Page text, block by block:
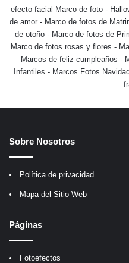
efecto facial Marco de foto -
de amor- Marco de fotos de
de otoño - Marco de fotos de
Marco de fotos rosas y flores -
Marcos de feliz cumpleaños -
Infantiles - Marcos Fotos Navidad
Sobre Nosotros
Política de privacidad
Mapa del Sitio Web
Páginas
Fotoefectos